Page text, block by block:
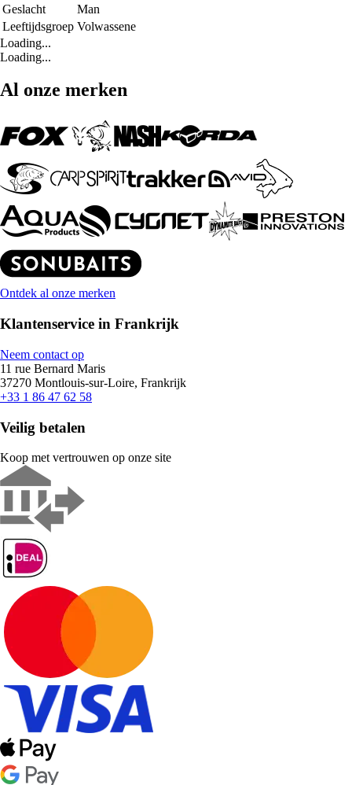
Geslacht
Man
Leeftijdsgroep Volwassene
Loading...
Loading...
Al onze merken
Ontdek al onze merken
Klantenservice in Frankrijk
Neem contact op
11 rue Bernard Maris
37270 Montlouis-sur-Loire, Frankrijk
+33 1 86 47 62 58
Veilig betalen
Koop met vertrouwen op onze site